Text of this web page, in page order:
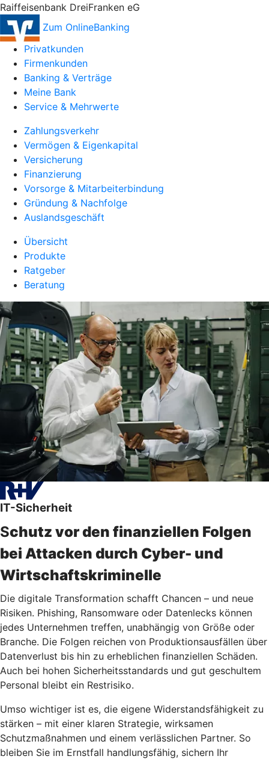
Raiffeisenbank DreiFranken eG
Zum OnlineBanking
Privatkunden
Firmenkunden
Banking & Verträge
Meine Bank
Service & Mehrwerte
Zahlungsverkehr
Vermögen & Eigenkapital
Versicherung
Finanzierung
Vorsorge & Mitarbeiterbindung
Gründung & Nachfolge
Auslandsgeschäft
Übersicht
Produkte
Ratgeber
Beratung
IT-Sicherheit
Schutz vor den finanziellen Folgen
bei Attacken durch Cyber- und
Wirtschaftskriminelle
Die digitale Transformation schafft Chancen – und neue
Risiken. Phishing, Ransomware oder Datenlecks können
jedes Unternehmen treffen, unabhängig von Größe oder
Branche. Die Folgen reichen von Produktionsausfällen über
Datenverlust bis hin zu erheblichen finanziellen Schäden.
Auch bei hohen Sicherheitsstandards und gut geschultem
Personal bleibt ein Restrisiko.
Umso wichtiger ist es, die eigene Widerstandsfähigkeit zu
stärken – mit einer klaren Strategie, wirksamen
Schutzmaßnahmen und einem verlässlichen Partner. So
bleiben Sie im Ernstfall handlungsfähig, sichern Ihr